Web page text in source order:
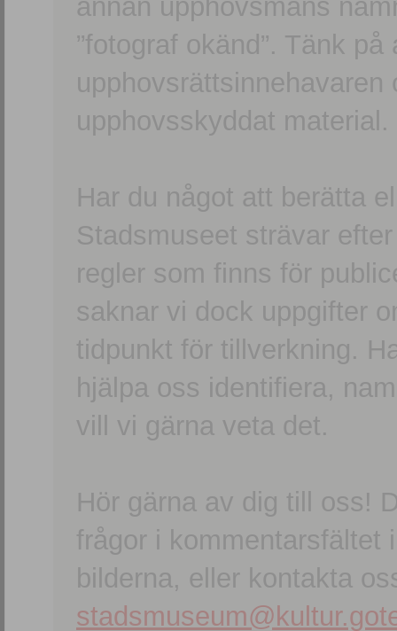
annan upphovsmans
”fotograf okänd”. Tänk
upphovsskyddat material.
Har du något att berätta
Stadsmuseet strävar
regler som finns för
saknar vi dock uppgifter
tidpunkt för tillverkning.
hjälpa oss identifiera,
vill vi gärna veta det.
Hör gärna av dig till oss!
frågor i kommentarsfältet
bilderna, eller kontakta